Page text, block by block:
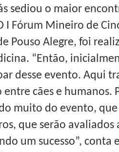
sediou o maior
I Fórum Mineiro de
Pouso Alegre, foi
“Então,
desse evento. Aqui
entre cães e humanos.
muito do evento, que
que serão
um sucesso”,